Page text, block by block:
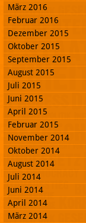
März 2016
Februar 2016
Dezember 2015
Oktober 2015
September 2015
August 2015
Juli 2015
Juni 2015
April 2015
Februar 2015
November 2014
Oktober 2014
August 2014
Juli 2014
Juni 2014
April 2014
März 2014